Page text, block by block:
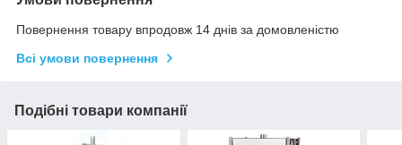
Повернення товару впродовж 14 днів за домовленістю
Всі умови повернення
Подібні товари компанії